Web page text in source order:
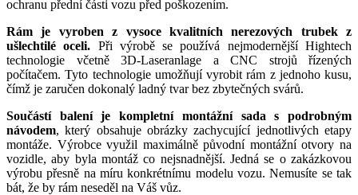
ochranu přední části vozu před poškozením.
Rám je vyroben z vysoce kvalitních nerezových trubek z
ušlechtilé oceli. Při výrobě se používá nejmodernější Hightech
technologie včetně 3D-Laseranlage a CNC strojů řízených
počítačem. Tyto technologie umožňují vyrobit rám z jednoho kusu,
čímž je zaručen dokonalý ladný tvar bez zbytečných svárů.
Součástí balení je kompletní montážní sada s podrobným
návodem, který obsahuje obrázky zachycující jednotlivých etapy
montáže. Výrobce využil maximálně původní montážní otvory na
vozidle, aby byla montáž co nejsnadnější. Jedná se o zakázkovou
výrobu přesně na míru konkrétnímu modelu vozu. Nemusíte se tak
bát, že by rám neseděl na Váš vůz.